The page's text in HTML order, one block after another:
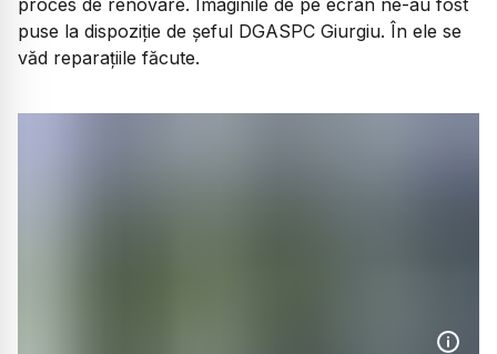
puse la dispoziție de șeful DGASPC Giurgiu. În ele se
văd reparațiile făcute.